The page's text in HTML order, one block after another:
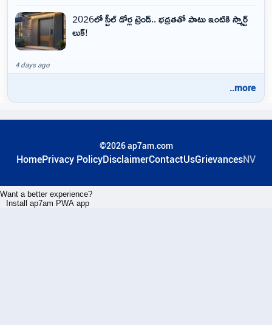
2026లో స్టీల్ డోర్ల ట్రెండ్.. భద్రతతో పాటు ఇంటికి స్మార్ట్
లుక్!
4 days ago
..more
©2026 ap7am.com
HomePrivacy PolicyDisclaimerContactUsGrievancesNV
Want a better experience?
Install ap7am PWA app